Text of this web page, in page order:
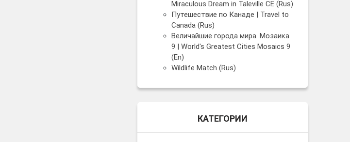
Miraculous Dream in Taleville CE (Rus)
Путешествие по Канаде | Travel to
Canada (Rus)
Величайшие города мира. Мозаика
9 | World's Greatest Cities Mosaics 9
(En)
Wildlife Match (Rus)
КАТЕГОРИИ